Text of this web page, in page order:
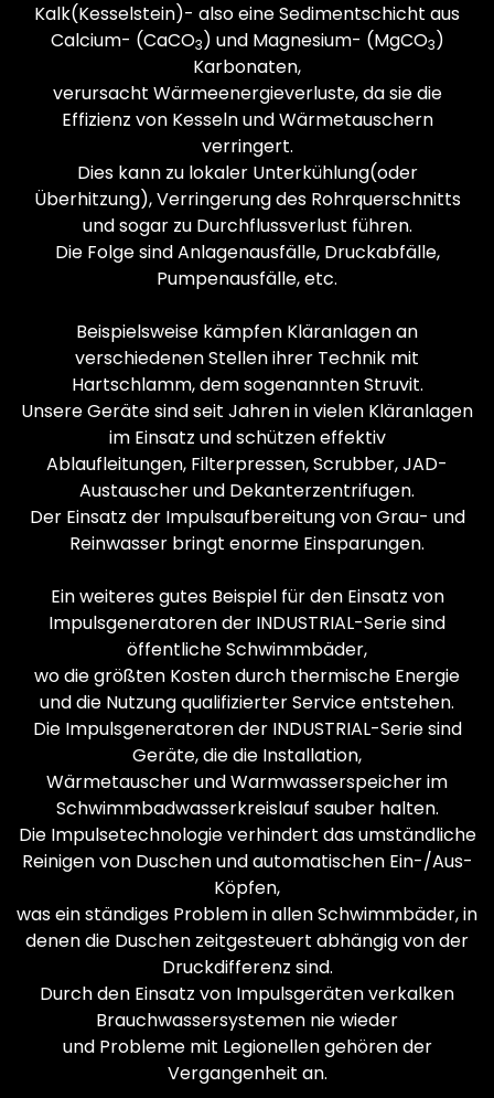
Kalk(Kesselstein)- also eine Sedimentschicht aus
Calcium- (CaCO3) und Magnesium- (MgCO3)
Karbonaten,
verursacht Wärmeenergieverluste, da sie die
Effizienz von Kesseln und Wärmetauschern
verringert.
Dies kann zu lokaler Unterkühlung(oder
Überhitzung), Verringerung des Rohrquerschnitts
und sogar zu Durchflussverlust führen.
Die Folge sind Anlagenausfälle, Druckabfälle,
Pumpenausfälle, etc.
Beispielsweise kämpfen Kläranlagen an
verschiedenen Stellen ihrer Technik mit
Hartschlamm, dem sogenannten Struvit.
Unsere Geräte sind seit Jahren in vielen Kläranlagen
im Einsatz und schützen effektiv
Ablaufleitungen, Filterpressen, Scrubber, JAD-
Austauscher und Dekanterzentrifugen.
Der Einsatz der Impulsaufbereitung von Grau- und
Reinwasser bringt enorme Einsparungen.
Ein weiteres gutes Beispiel für den Einsatz von
Impulsgeneratoren der INDUSTRIAL-Serie sind
öffentliche Schwimmbäder,
wo die größten Kosten durch thermische Energie
und die Nutzung qualifizierter Service entstehen.
Die Impulsgeneratoren der INDUSTRIAL-Serie sind
Geräte, die die Installation,
Wärmetauscher und Warmwasserspeicher im
Schwimmbadwasserkreislauf sauber halten.
Die Impulsetechnologie verhindert das umständliche
Reinigen von Duschen und automatischen Ein-/Aus-
Köpfen,
was ein ständiges Problem in allen Schwimmbäder, in
denen die Duschen zeitgesteuert abhängig von der
Druckdifferenz sind.
Durch den Einsatz von Impulsgeräten verkalken
Brauchwassersystemen nie wieder
und Probleme mit Legionellen gehören der
Vergangenheit an.